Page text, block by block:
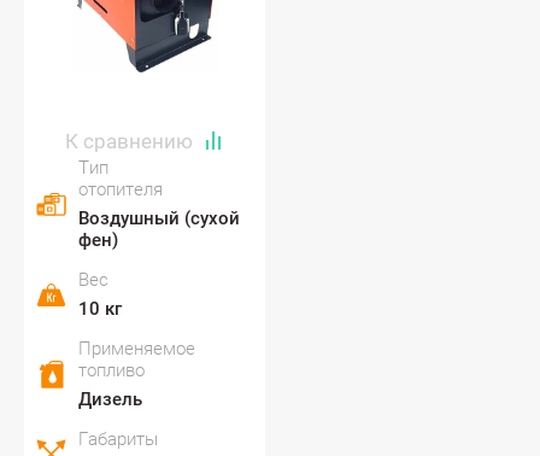
Тип
отопителя
Воздушный (сухой
фен)
Вес
10 кг
Применяемое
топливо
Дизель
Габариты